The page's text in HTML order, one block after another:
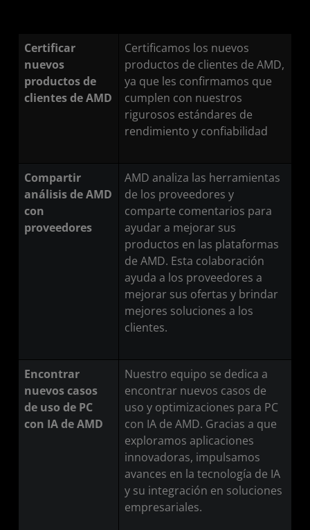
Certificar
nuevos
productos de
clientes de AMD
Certificamos los nuevos
productos de clientes de AMD,
ya que les confirmamos que
cumplen con nuestros
rigurosos estándares de
rendimiento y confiabilidad
Compartir
análisis de AMD
con
proveedores
AMD analiza las herramientas
de los proveedores y
comparte comentarios para
ayudar a mejorar sus
productos en las plataformas
de AMD. Esta colaboración
ayuda a los proveedores a
mejorar sus ofertas y brindar
mejores soluciones a los
clientes.
Encontrar
nuevos casos
de uso de PC
con IA de AMD
Nuestro equipo se dedica a
encontrar nuevos casos de
uso y optimizaciones para PC
con IA de AMD. Gracias a que
exploramos aplicaciones
innovadoras, impulsamos
avances en la tecnología de IA
y su integración en soluciones
empresariales.